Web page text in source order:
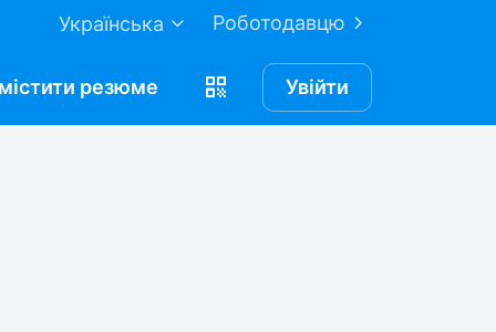
Роботодавцю
Українська
резюме Увійти